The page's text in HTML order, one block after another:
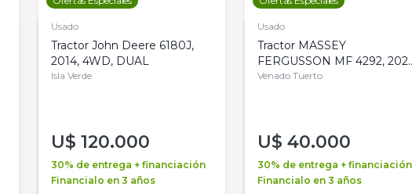
Usado
Tractor John Deere 6180J,
2014, 4WD, DUAL
Isla Verde
U$ 120.000
30% de entrega + financiación
Financialo en 3 años
Usado
Tractor MASSEY
FERGUSSON MF 4292,
4WD, PATON
Venado Tuerto
U$ 40.000
30% de entrega + financiación
Financialo en 3 años